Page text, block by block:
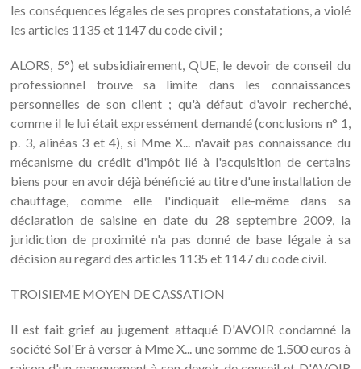
les conséquences légales de ses propres constatations, a violé
les articles 1135 et 1147 du code civil ;
ALORS, 5°) et subsidiairement, QUE, le devoir de conseil du
professionnel trouve sa limite dans les connaissances
personnelles de son client ; qu'à défaut d'avoir recherché,
comme il le lui était expressément demandé (conclusions n° 1,
p. 3, alinéas 3 et 4), si Mme X... n'avait pas connaissance du
mécanisme du crédit d'impôt lié à l'acquisition de certains
biens pour en avoir déjà bénéficié au titre d'une installation de
chauffage, comme elle l'indiquait elle-même dans sa
déclaration de saisine en date du 28 septembre 2009, la
juridiction de proximité n'a pas donné de base légale à sa
décision au regard des articles 1135 et 1147 du code civil.
TROISIEME MOYEN DE CASSATION
Il est fait grief au jugement attaqué D'AVOIR condamné la
société Sol'Er à verser à Mme X... une somme de 1.500 euros à